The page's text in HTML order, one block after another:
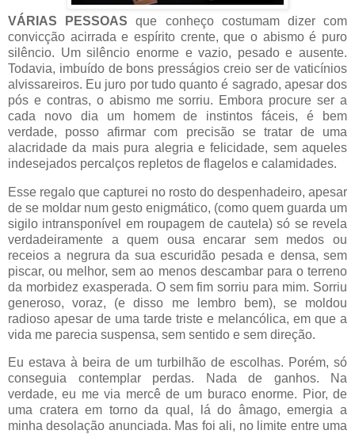
VÁRIAS PESSOAS que conheço costumam dizer com
convicção acirrada e espírito crente, que o abismo é puro
silêncio. Um silêncio enorme e vazio, pesado e ausente.
Todavia, imbuído de bons presságios creio ser de vaticínios
alvissareiros. Eu juro por tudo quanto é sagrado, apesar dos
pós e contras, o abismo me sorriu. Embora procure ser a
cada novo dia um homem de instintos fáceis, é bem
verdade, posso afirmar com precisão se tratar de uma
alacridade da mais pura alegria e felicidade, sem aqueles
indesejados percalços repletos de flagelos e calamidades.
Esse regalo que capturei no rosto do despenhadeiro, apesar
de se moldar num gesto enigmático, (como quem guarda um
sigilo intransponível em roupagem de cautela) só se revela
verdadeiramente a quem ousa encarar sem medos ou
receios a negrura da sua escuridão pesada e densa, sem
piscar, ou melhor, sem ao menos descambar para o terreno
da morbidez exasperada. O sem fim sorriu para mim. Sorriu
generoso, voraz, (e disso me lembro bem), se moldou
radioso apesar de uma tarde triste e melancólica, em que a
vida me parecia suspensa, sem sentido e sem direção.
Eu estava à beira de um turbilhão de escolhas. Porém, só
conseguia contemplar perdas. Nada de ganhos. Na
verdade, eu me via mercê de um buraco enorme. Pior, de
uma cratera em torno da qual, lá do âmago, emergia a
minha desolação anunciada. Mas foi ali, no limite entre uma